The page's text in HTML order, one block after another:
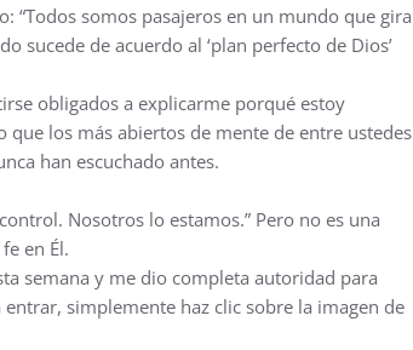
“Todos somos pasajeros en un mundo que gira
sucede de acuerdo al ‘plan perfecto de Dios’
obligados a explicarme porqué estoy
los más abiertos de mente de entre ustedes
han escuchado antes.
Nosotros lo estamos.” Pero no es una
en Él.
semana y me dio completa autoridad para
simplemente haz clic sobre la imagen de